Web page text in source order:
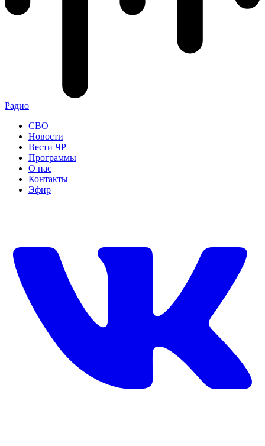
Радио
СВО
Новости
Вести ЧР
Программы
О нас
Контакты
Эфир